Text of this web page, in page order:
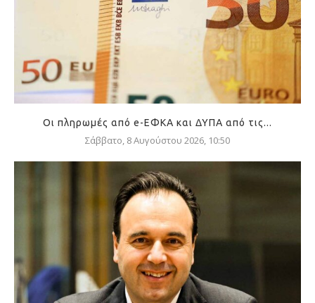
Οι πληρωμές από e-ΕΦΚΑ και ΔΥΠΑ από τις...
Σάββατο, 8 Αυγούστου 2026, 10:50